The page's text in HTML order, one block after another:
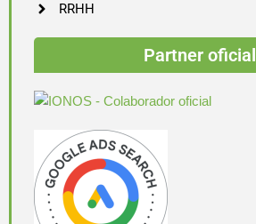
RRHH
Partner oficial